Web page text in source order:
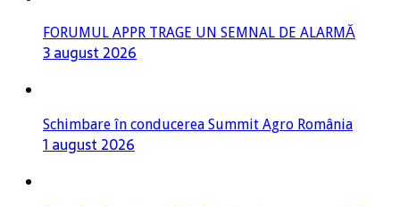
FORUMUL APPR TRAGE UN SEMNAL DE ALARMĂ
3 august 2026
Schimbare în conducerea Summit Agro România
1 august 2026